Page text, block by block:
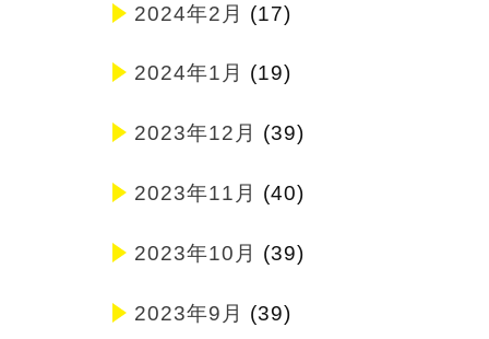
2024年2月 (17)
2024年1月 (19)
2023年12月 (39)
2023年11月 (40)
2023年10月 (39)
2023年9月 (39)